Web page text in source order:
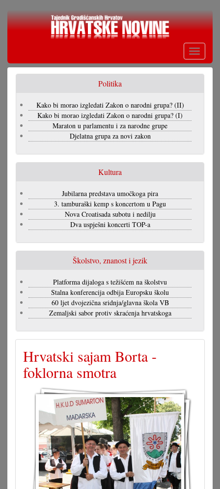
Skoči
Toggle
Politika
Kako bi morao izgledati Zakon o narodni grupa? (II)
Kako bi morao izgledati Zakon o narodni grupa? (I)
Maraton u parlamentu i za narodne grupe
Djelatna grupa za novi zakon
Kultura
Jubilarna predstava umočkoga pira
3. tamburaški kemp s koncertom u Pagu
Nova Croatisada subotu i nedilju
Dva uspješni koncerti TOP-a
Školstvo, znanost i jezik
Platforma dijaloga s težišćem na školstvu
Stalna konferencija odbija Europsku školu
60 ljet dvojezična sridnja/glavna škola VB
Zemaljski sabor protiv skraćenja hrvatskoga
Hrvatski sajam Borta -
foklorna smotra